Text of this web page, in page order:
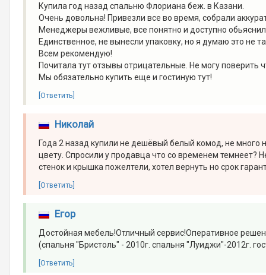
Купила год назад спальню Флориана беж. в Казани.
Очень довольна! Привезли все во время, собрали
Менеджеры вежливые, все понятно и доступно
Единственное, не вынесли упаковку, но я думаю это не
Всем рекомендую!
Почитала тут отзывы отрицательные. Не могу поверить
Мы обязательно купить еще и гостиную тут!
[Ответить]
Николай
Года 2 назад купили не дешёвый белый комод, не много
цвету. Спросили у продавца что со временем темнеет?
стенок и крышка пожелтели, хотел вернуть но срок
[Ответить]
Егор
Достойная мебель!Отличный сервис!Оперативное
(спальня "Бристоль" - 2010г. спальня "Луиджи"-2012г.
[Ответить]